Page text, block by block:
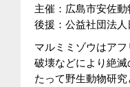
主催：広島市安佐動
後援：公益社団法
マルミミゾウはア
破壊などにより絶
たって野生動物研